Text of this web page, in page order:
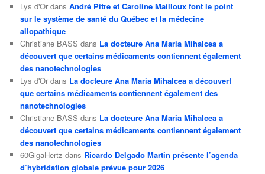
Lys d'Or dansAndré Pitre et Caroline Mailloux font le point
sur le système de santé du Québec et la médecine
allopathique
Christiane BASS dans La docteure Ana Maria Mihalcea a
découvert que certains médicaments contiennent également
des nanotechnologies
Lys d'Or dans La docteure Ana Maria Mihalcea a découvert
que certains médicaments contiennent également des
nanotechnologies
Christiane BASS dans La docteure Ana Maria Mihalcea a
découvert que certains médicaments contiennent également
des nanotechnologies
60GigaHertz dans Ricardo Delgado Martin présente l’agenda
d’hybridation globale prévue pour 2026